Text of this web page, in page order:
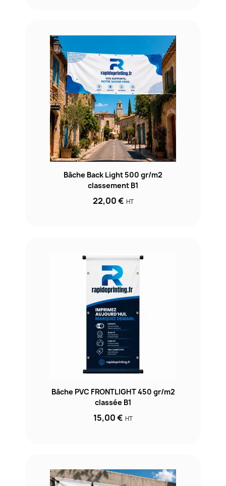
Bâche Back Light 500 gr/m2
classement B1
22,00 € HT
Bâche PVC FRONTLIGHT 450 gr/m2
classée B1
15,00 € HT